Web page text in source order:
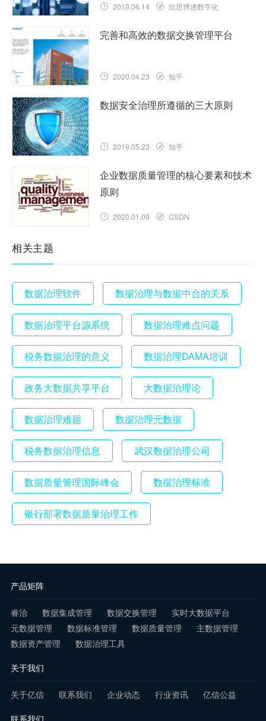
2019.06.14 欣思博述数字化
完善和高效的数据交换管理平台
2020.04.23 知乎
数据安全治理所遵循的三大原则
2019.05.23 知乎
企业数据质量管理的核心要素和技术
原则
2020.01.09 CSDN
相关主题
数据治理软件 数据治理与数据中台的关系
数据治理平台源系统 数据治理难点问题
税务数据治理的意义 数据治理DAMA培训
政务大数据共享平台 大数据治理论
数据治理难题 数据治理元数据
税务数据治理信息 武汉数据治理公司
数据质量管理国际峰会 数据治理标准
银行部署数据质量治理工作
产品矩阵
睿治 数据集成管理 数据交换管理
实时大数据平台
元数据管理
数据标准管理 数据质量管理
主数据管理
数据资产管理
数据治理工具
关于我们
关于亿信 联系我们 企业动态 行业资讯 亿信公益
联系我们